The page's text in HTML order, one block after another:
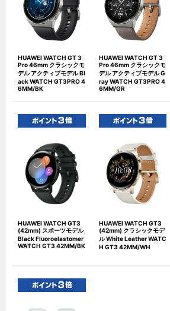
HUAWEI WATCH GT 3
Pro 46mm クラシックモ
デル アクティブモデル Bl
ack WATCH GT3PRO 4
6MM/BK
HUAWEI WATCH GT 3
Pro 46mm クラシックモ
デル アクティブモデル G
ray WATCH GT3PRO 4
6MM/GR
HUAWEI WATCH GT3
(42mm) スポーツモデル
Black Fluoroelastomer
WATCH GT3 42MM/BK
HUAWEI WATCH GT3
(42mm) クラシックモデ
ル White Leather WATC
H GT3 42MM/WH